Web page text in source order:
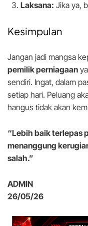
Laksana: Jika ya,
Kesimpulan
Jangan jadi mangsa
pemilik perniagaan
sendiri. Ingat, dalam
setiap hari. Peluang
hangus tidak akan
“Lebih baik terlepas
menanggung
salah.”
ADMIN
26/05/26